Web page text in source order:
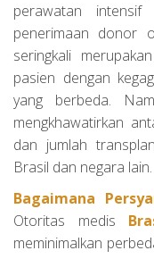
perawatan intensif
penerimaan donor
seringkali
pasien dengan
yang berbeda.
mengkhawatirkan
dan jumlah
Brasil dan negara lain.
Bagaimana
Otoritas medis
meminimalkan